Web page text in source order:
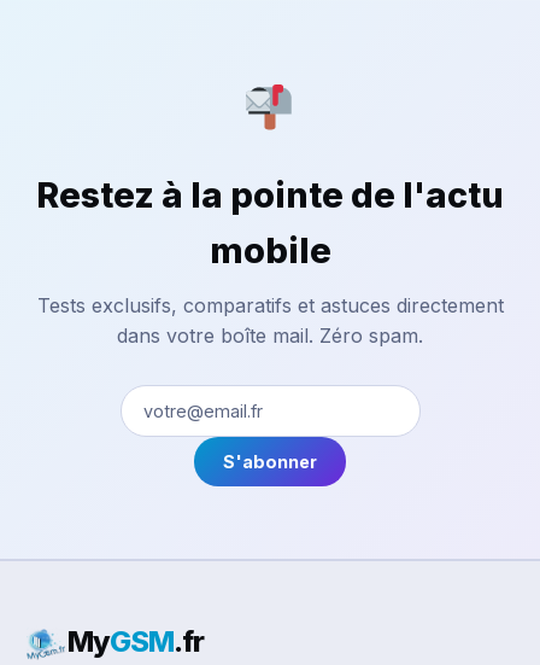
Restez à la pointe de l'actu
mobile
Tests exclusifs, comparatifs et astuces directement
dans votre boîte mail. Zéro spam.
S'abonner
MyGSM.fr